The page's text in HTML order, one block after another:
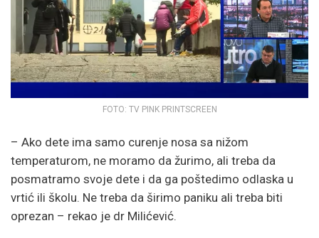
FOTO: TV PINK PRINTSCREEN
– Ako dete ima samo curenje nosa sa nižom
temperaturom, ne moramo da žurimo, ali treba da
posmatramo svoje dete i da ga poštedimo odlaska u
vrtić ili školu. Ne treba da širimo paniku ali treba biti
oprezan – rekao je dr Milićević.